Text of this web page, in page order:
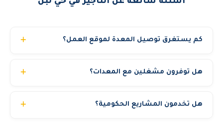
كم يستغرق توصيل المعدة لموقع العمل؟
التوصيل في الموعد المحدد بالضبط.
هل توفرون مشغلين مع المعدات؟
سنوات. يمكنك اختيار استئجار المعدة مع مشغل أو بدون حسب
هل تخدمون المشاريع الحكومية؟